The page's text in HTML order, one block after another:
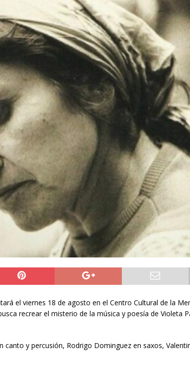
el viernes 18 de agosto en el Centro Cultural de la
recrear el misterio de la música y poesía de Violeta
y percusión, Rodrigo Dominguez en saxos,